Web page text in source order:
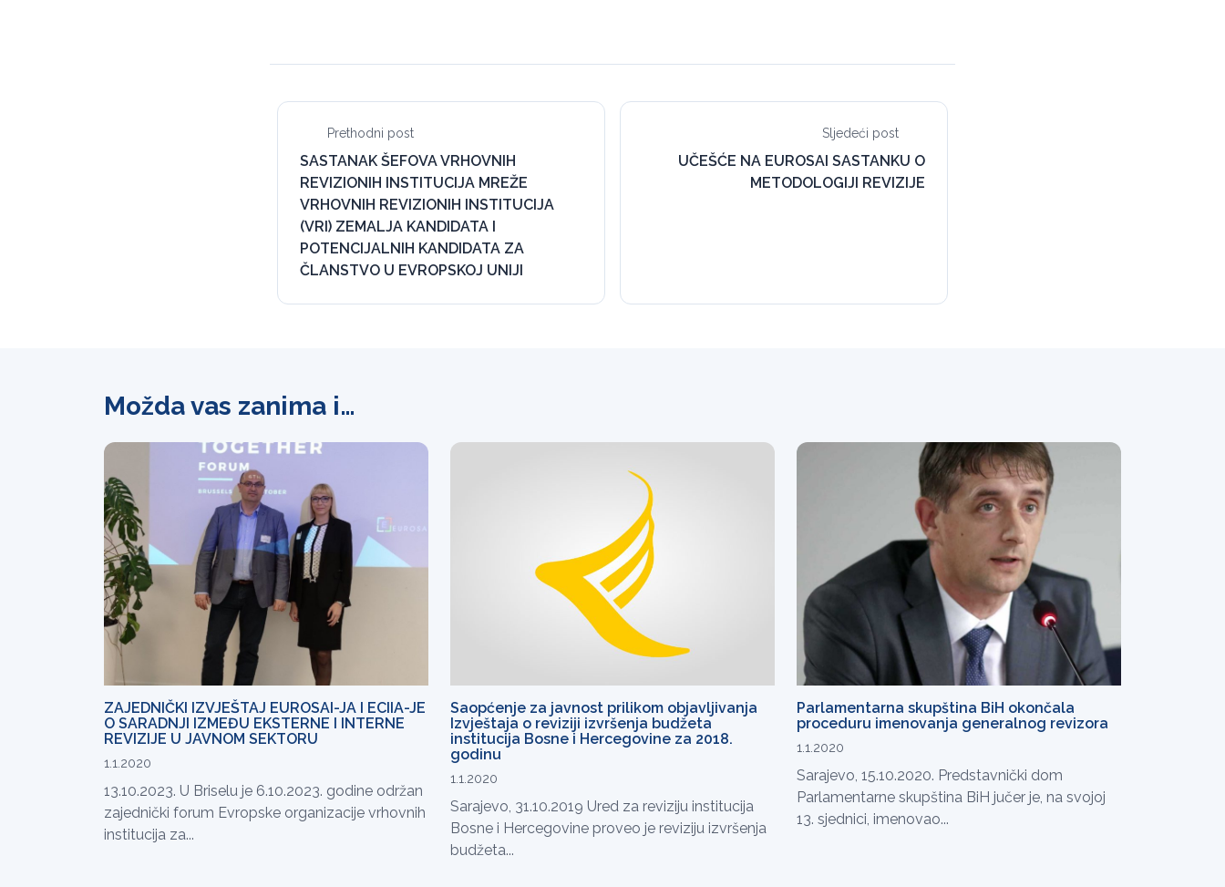
Prethodni post
SASTANAK ŠEFOVA VRHOVNIH
REVIZIONIH INSTITUCIJA MREŽE
VRHOVNIH REVIZIONIH INSTITUCIJA
(VRI) ZEMALJA KANDIDATA I
POTENCIJALNIH KANDIDATA ZA
ČLANSTVO U EVROPSKOJ UNIJI
Sljedeći post
UČEŠĆE NA EUROSAI SASTANKU O
METODOLOGIJI REVIZIJE
Možda vas zanima i…
ZAJEDNIČKI IZVJEŠTAJ EUROSAI-JA I ECIIA-JE
O SARADNJI IZMEĐU EKSTERNE I INTERNE
REVIZIJE U JAVNOM SEKTORU
1.1.2020
13.10.2023. U Briselu je 6.10.2023. godine održan
zajednički forum Evropske organizacije vrhovnih
institucija za...
Saopćenje za javnost prilikom objavljivanja
Izvještaja o reviziji izvršenja budžeta
institucija Bosne i Hercegovine za 2018.
godinu
1.1.2020
Sarajevo, 31.10.2019 Ured za reviziju institucija
Bosne i Hercegovine proveo je reviziju izvršenja
budžeta...
Parlamentarna skupština BiH okončala
proceduru imenovanja generalnog revizora
1.1.2020
Sarajevo, 15.10.2020. Predstavnički dom
Parlamentarne skupština BiH jučer je, na svojoj
13. sjednici, imenovao...